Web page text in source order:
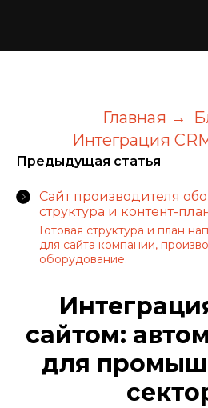
Главная →
Интеграция
Предыдущая статья
Сайт производителя
структура и контент-
Готовая структура и план
для сайта компании,
оборудование.
сайтом:
для